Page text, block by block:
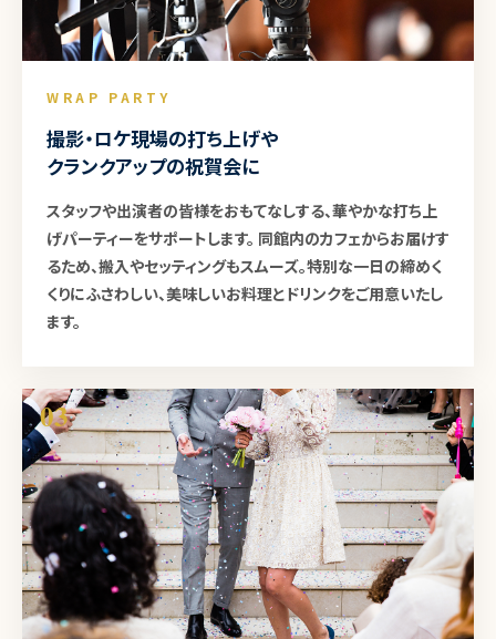
WRAP PARTY
撮影・ロケ現場の打ち上げや
クランクアップの祝賀会に
スタッフや出演者の皆様をおもてなしする、華やかな打ち上
げパーティーをサポートします。 同館内のカフェからお届けす
るため、搬入やセッティングもスムーズ。特別な一日の締めく
くりにふさわしい、美味しいお料理とドリンクをご用意いたし
ます。
03